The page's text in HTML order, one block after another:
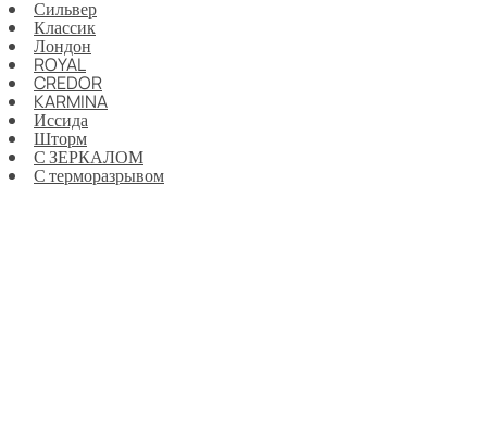
Сильвер
Классик
Лондон
ROYAL
CREDOR
KARMINA
Иссида
Шторм
С ЗЕРКАЛОМ
С терморазрывом